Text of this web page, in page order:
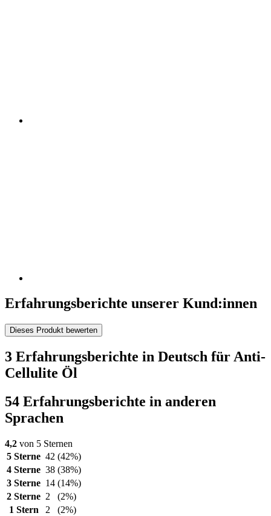
Erfahrungsberichte unserer Kund:innen
Dieses Produkt bewerten
3 Erfahrungsberichte in Deutsch für Anti-
Cellulite Öl
54 Erfahrungsberichte in anderen
Sprachen
4,2 von 5 Sternen
5 Sterne 42 (42%)
4 Sterne 38 (38%)
3 Sterne 14 (14%)
2 Sterne 2
(2%)
1 Stern
2 (2%)